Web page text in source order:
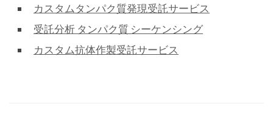
カスタムタンパク質発現受託サービス
受託分析 タンパク質 シーケンシング
カスタム抗体作製受託サービス